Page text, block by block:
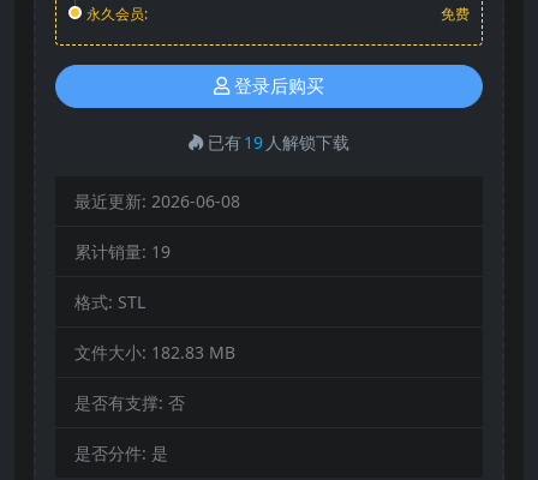
永久会员:
免费
登录后购买
已有19 人解锁下载
最近更新: 2026-06-08
累计销量: 19
格式: STL
文件大小: 182.83 MB
是否有支撑: 否
是否分件: 是